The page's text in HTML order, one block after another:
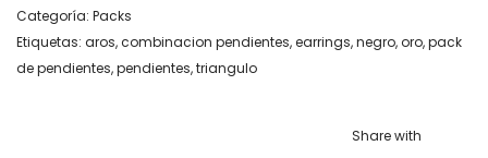
Categoría: Packs
Etiquetas: aros,combinacion pendientes,earrings,negro,oro,pack
de pendientes,pendientes,triangulo
Share with